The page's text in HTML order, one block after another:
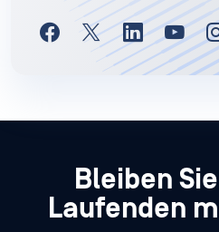
Bleiben
Laufenden